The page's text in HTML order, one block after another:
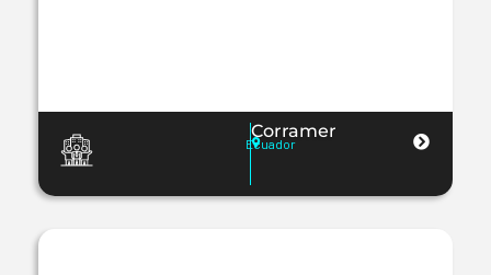
Corramer
Ecuador